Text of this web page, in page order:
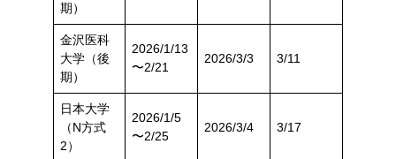
期）
金沢医科
大学（後
期）
2026/1/13
〜2/21
2026/3/3 3/11
日本大学
（N方式
2）
2026/1/5
〜2/25
2026/3/4 3/17